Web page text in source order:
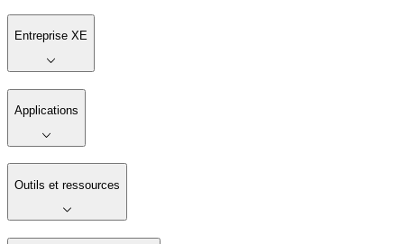
Entreprise XE
Applications
Outils et ressources